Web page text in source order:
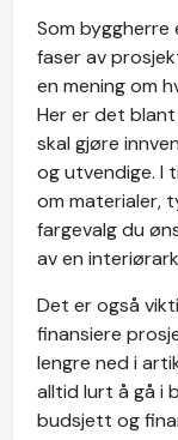
Som
faser av
en mening om
Her er det
skal gjøre
og utvendige. I
om materialer,
fargevalg du
av en
Det er også
finansiere
lengre ned i
alltid lurt å gå i
budsjett og